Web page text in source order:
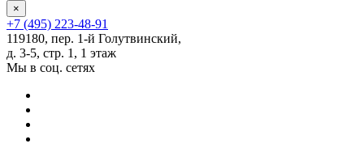
×
+7 (495) 223-48-91
119180, пер. 1-й Голутвинский,
д. 3-5, стр. 1, 1 этаж
Мы в соц. сетях